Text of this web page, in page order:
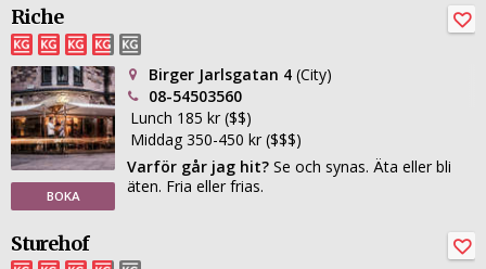
Riche
BOKA
Birger Jarlsgatan 4 (City)
08-54503560
Lunch 185 kr ($$)
Middag 350-450 kr ($$$)
Varför går jag hit? Se och synas. Äta eller bli
äten. Fria eller frias.
Sturehof